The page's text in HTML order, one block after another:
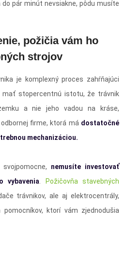
pár minút nevsiakne, pôdu musíte
požičia vám ho
strojov
je komplexný proces zahŕňajúci
mať stopercentnú istotu, že trávnik
a nie jeho vadou na kráse,
firme, ktorá má dostatočné
mechanizáciou.
nemusíte investovať
vybavenia
Požičovňa stavebných
trávnikov, ale aj elektrocentrály,
pomocníkov, ktorí vám zjednodušia